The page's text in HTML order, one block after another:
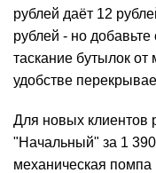
рублей даёт 12
рублей - но
таскание бутылок
удобстве
Для новых клиентов
"Начальный" за 1
механическая помпа